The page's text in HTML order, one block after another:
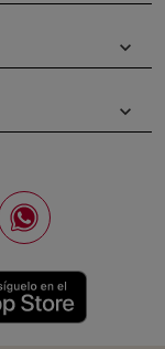
keyboard_arrow_down
keyboard_arrow_down